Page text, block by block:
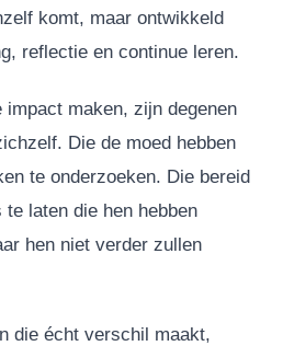
komt, maar ontwikkeld
reflectie en continue leren.
maken, zijn degenen
Die de moed hebben
te onderzoeken. Die bereid
laten die hen hebben
hen niet verder zullen
die écht verschil maakt,